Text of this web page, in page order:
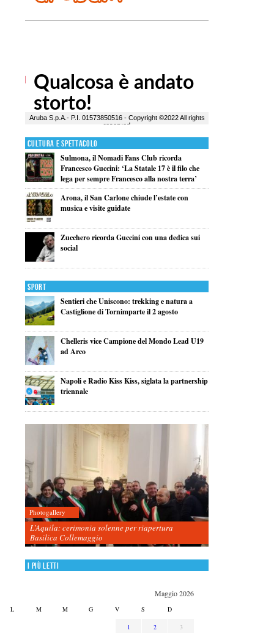
Cultura e Spettacolo
Sulmona, il Nomadi Fans Club ricorda
Francesco Guccini: ‘La Statale 17 è il filo che
lega per sempre Francesco alla nostra terra’
Arona, il San Carlone chiude l’estate con
musica e visite guidate
Zucchero ricorda Guccini con una dedica sui
social
Sport
Sentieri che Uniscono: trekking e natura a
Castiglione di Tornimparte il 2 agosto
Chelleris vice Campione del Mondo Lead U19
ad Arco
Napoli e Radio Kiss Kiss, siglata la partnership
triennale
Photogallery
L’Aquila: cerimonia solenne per riapertura
Basilica Collemaggio
I più letti
Maggio 2026
L M M G V S D
1 2
3